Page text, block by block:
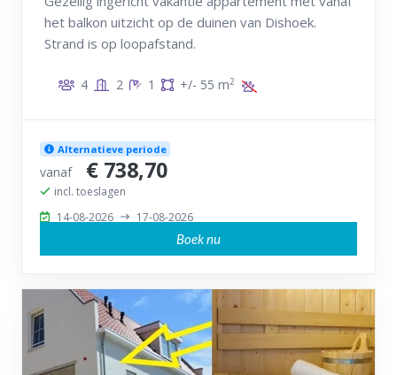
het balkon uitzicht op de duinen van Dishoek.
Strand is op loopafstand.
4 2 1 +/- 55 m2
Alternatieve periode
vanaf € 738,70
incl. toeslagen
14-08-2026
17-08-2026
Boek nu